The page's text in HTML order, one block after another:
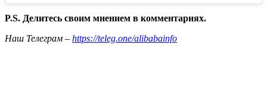
P.S. Делитесь своим мнением в комментариях.
Наш Телеграм – https://teleg.one/alibabainfo